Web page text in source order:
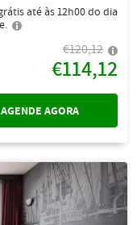
até às 12h00 do dia
€120,12
€114,12
AGENDE AGORA